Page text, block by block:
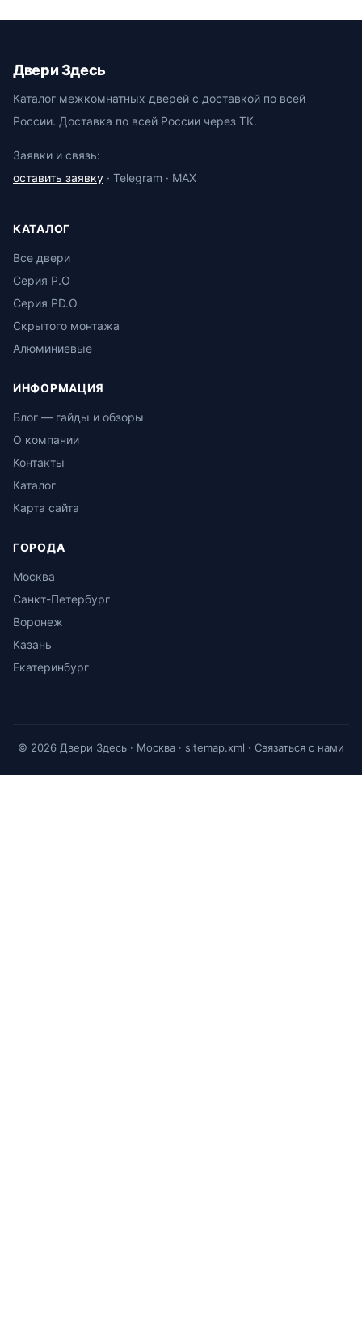
Двери Здесь
Каталог межкомнатных дверей с доставкой по всей
России. Доставка по всей России через ТК.
Заявки и связь:
оставить заявку · Telegram · MAX
КАТАЛОГ
Все двери
Серия P.O
Серия PD.O
Скрытого монтажа
Алюминиевые
ИНФОРМАЦИЯ
Блог — гайды и обзоры
О компании
Контакты
Каталог
Карта сайта
ГОРОДА
Москва
Санкт-Петербург
Воронеж
Казань
Екатеринбург
© 2026 Двери Здесь · Москва · sitemap.xml · Связаться с нами